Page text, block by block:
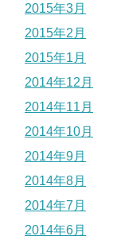
2015年3月
2015年2月
2015年1月
2014年12月
2014年11月
2014年10月
2014年9月
2014年8月
2014年7月
2014年6月